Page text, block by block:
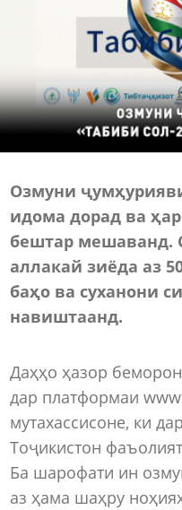
Озмуни
идома дорад ва
бештар мешаванд.
аллакай зиёда аз
баҳо ва суханони
навиштаанд.
Даҳҳо ҳазор
дар платформаи
мутахассисоне, ки
Тоҷикистон
Ба шарофати ин
аз ҳама шаҳру